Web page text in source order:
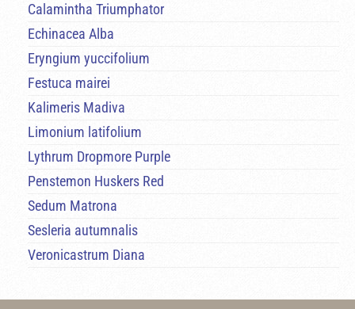
Calamintha Triumphator
Echinacea Alba
Eryngium yuccifolium
Festuca mairei
Kalimeris Madiva
Limonium latifolium
Lythrum Dropmore Purple
Penstemon Huskers Red
Sedum Matrona
Sesleria autumnalis
Veronicastrum Diana